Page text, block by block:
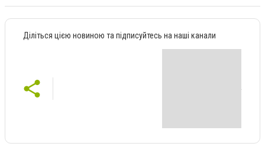
Діліться цією новиною та підписуйтесь на наші канали